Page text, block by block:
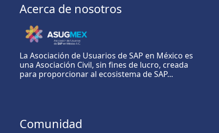
Acerca de nosotros
La Asociación de Usuarios de SAP en México es
una Asociación Civil, sin fines de lucro, creada
para proporcionar al ecosistema de SAP...
Comunidad